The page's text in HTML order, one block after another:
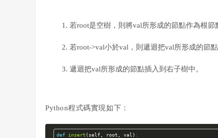
若root是空樹，則將val所形成的節點作為根節
若root->val小於val， 則遞迴把val所形成的節點
遞迴把val所形成的節點插入到右子樹中。
Python程式碼實現如下：
def insert (self, root, val) :